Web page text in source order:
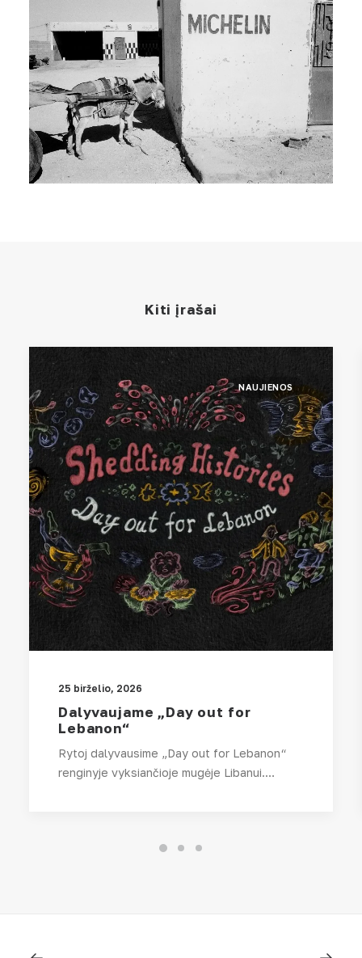
Kiti įrašai
NAUJIENOS
25 birželio, 2026
Dalyvaujame „Day out for
Lebanon“
Rytoj dalyvausime „Day out for Lebanon“
renginyje vyksiančioje mugėje Libanui.…